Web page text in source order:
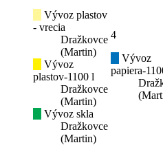
Vývoz plastov
- vrecia
Dražkovce
(Martin)
Vývoz
plastov-1100 l
Dražkovce
(Martin)
Vývoz skla
Dražkovce
(Martin)
4
Vývoz
papiera-